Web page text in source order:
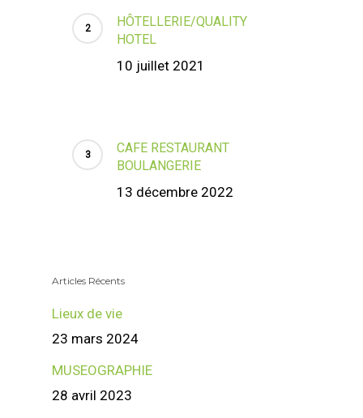
HÔTELLERIE/QUALITY
HOTEL
10 juillet 2021
CAFE RESTAURANT
BOULANGERIE
13 décembre 2022
Articles Récents
Lieux de vie
23 mars 2024
MUSEOGRAPHIE
28 avril 2023